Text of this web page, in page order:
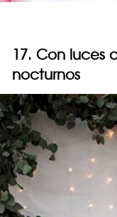
17. Con luces
nocturnos